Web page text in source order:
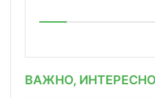
ВАЖНО,